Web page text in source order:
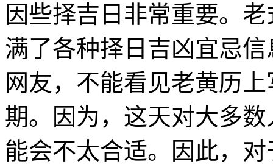
因些择吉日非常重要。
满了各种择日吉凶宜忌
网友，不能看见老黄历
期。因为，这天对大多
能会不太合适。因此，